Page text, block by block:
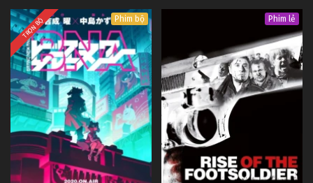
TRỌN BỘ Phim bộ Phim lẻ